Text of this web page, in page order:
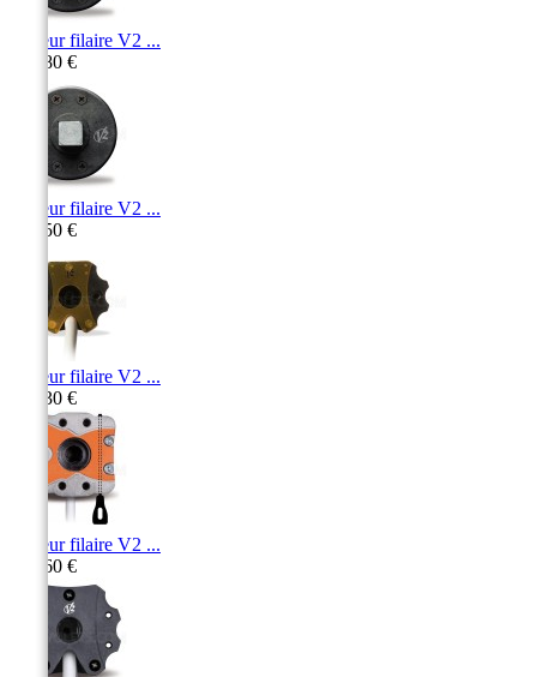
Moteur filaire V2 ...
296,80 €
Moteur filaire V2 ...
292,50 €
Moteur filaire V2 ...
150,30 €
Moteur filaire V2 ...
171,60 €